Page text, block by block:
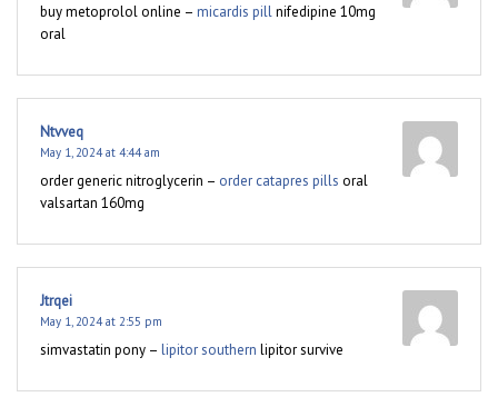
buy metoprolol online – micardis pillnifedipine 10mg
oral
Ntvveq
May 1, 2024 at 4:44 am
order generic nitroglycerin – order catapres pills oral
valsartan 160mg
Jtrqei
May 1, 2024 at 2:55 pm
simvastatin pony – lipitor southern lipitor survive